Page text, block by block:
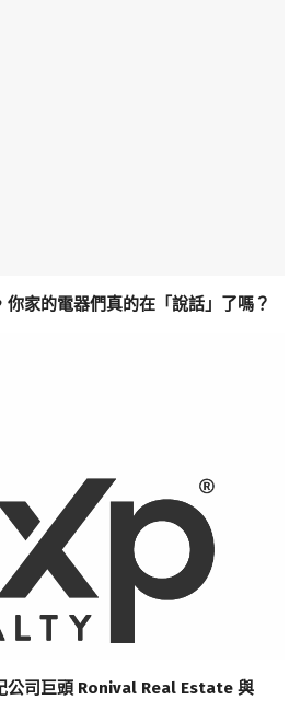
家的電器們真的在「說話」了嗎？
公司巨頭 Ronival Real Estate 與